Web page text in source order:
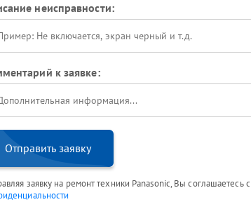
неисправности:
к заявке:
Отправить заявку
заявку на ремонт техники Panasonic, Вы соглашаетесь с